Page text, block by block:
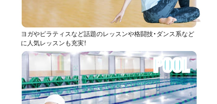
ヨガやピラティスなど話題のレッスンや格闘技・ダンス系など
に人気レッスンも充実！
POOL